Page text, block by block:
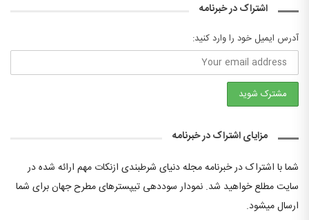
اشتراک در خبرنامه
آدرس ایمیل خود را وارد کنید:
مزایای اشتراک در خبرنامه
شما با اشتراک در خبرنامه مجله دنیای شرطبندی ازنکات مهم ارائه شده در
سایت مطلع خواهید شد. نمودار سوددهی تیپسترهای مطرح جهان برای شما
ارسال میشود.